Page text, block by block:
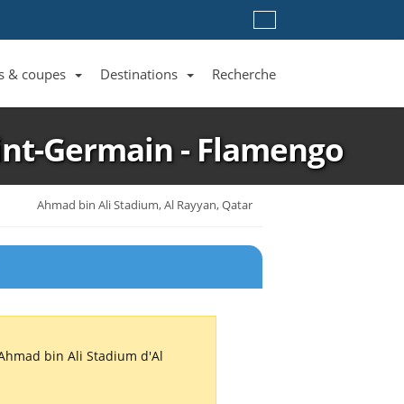
& coupes Destinations Recherche
Germain - Flamengo
Ahmad bin Ali Stadium, Al Rayyan, Qatar
bin Ali Stadium d'Al